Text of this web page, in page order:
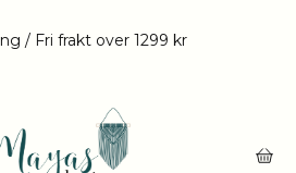
/ Fri frakt over 1299 kr